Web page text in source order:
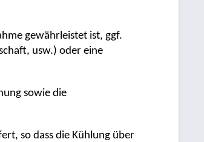
gewährleistet ist, ggf.
usw.) oder eine
sowie die
so dass die Kühlung über